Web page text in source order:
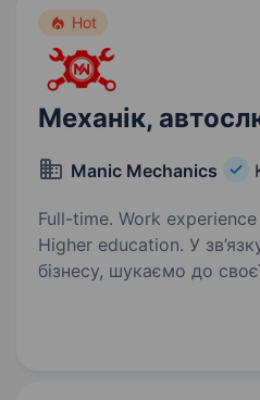
Hot
Механік,
Manic Mechanics
Full-time. Work
Higher education. У зв’язку з розширенням
бізнесу, шукаємо до